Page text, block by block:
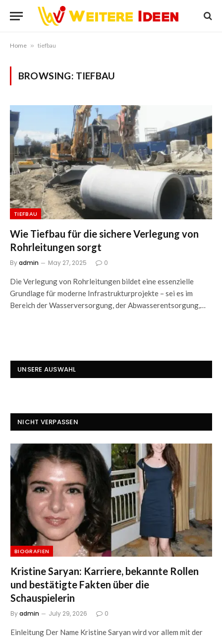
Home » tiefbau
BROWSING: TIEFBAU
TIEFBAU
Wie Tiefbau für die sichere Verlegung von
Rohrleitungen sorgt
Byadmin May 27, 2025 0
Die Verlegung von Rohrleitungen bildet eine essenzielle
Grundlage für moderne Infrastrukturprojekte – sei es im
Bereich der Wasserversorgung, der Abwasserentsorgung,…
UNSERE AUSWAHL
NICHT VERPASSEN
BIOGRAFIEN
Kristine Saryan: Karriere, bekannte Rollen
und bestätigte Fakten über die
Schauspielerin
Byadmin July 29, 2026 0
Einleitung Der Name Kristine Saryan wird vor allem mit der